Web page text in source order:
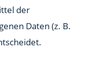
der
Daten (z. B.